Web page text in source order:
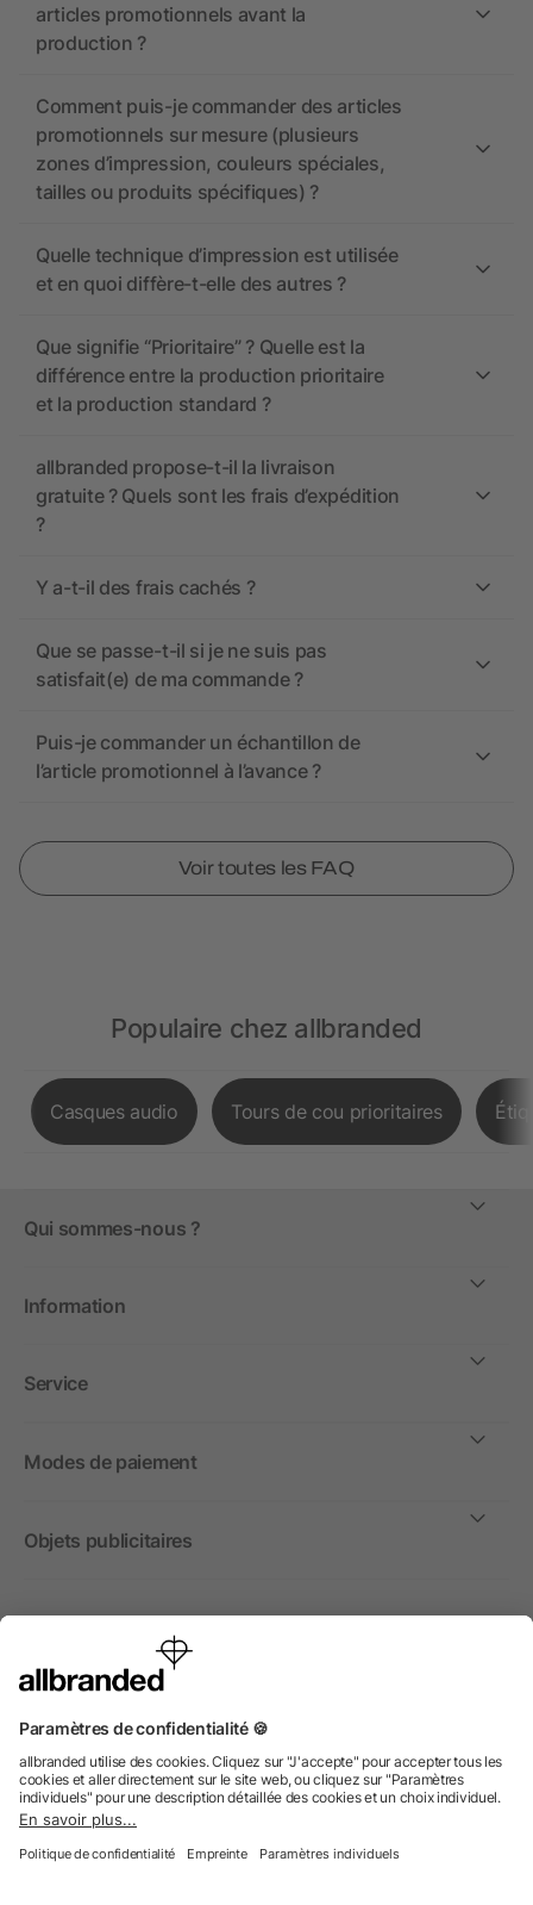
articles promotionnels avant la
production ?
Comment puis-je commander des articles
promotionnels sur mesure (plusieurs
zones d’impression, couleurs spéciales,
tailles ou produits spécifiques) ?
Quelle technique d’impression est utilisée
et en quoi diffère-t-elle des autres ?
Que signifie “Prioritaire” ? Quelle est la
différence entre la production prioritaire
et la production standard ?
allbranded propose-t-il la livraison
gratuite ? Quels sont les frais d’expédition
?
Y a-t-il des frais cachés ?
Que se passe-t-il si je ne suis pas
satisfait(e) de ma commande ?
Puis-je commander un échantillon de
l’article promotionnel à l’avance ?
Voir toutes les FAQ
Populaire chez allbranded
Casques audio Tours de cou prioritaires
Qui sommes-nous ?
Information
Service
Modes de paiement
Objets publicitaires
International
Nous commercialisons nos objets publicitaires et articles